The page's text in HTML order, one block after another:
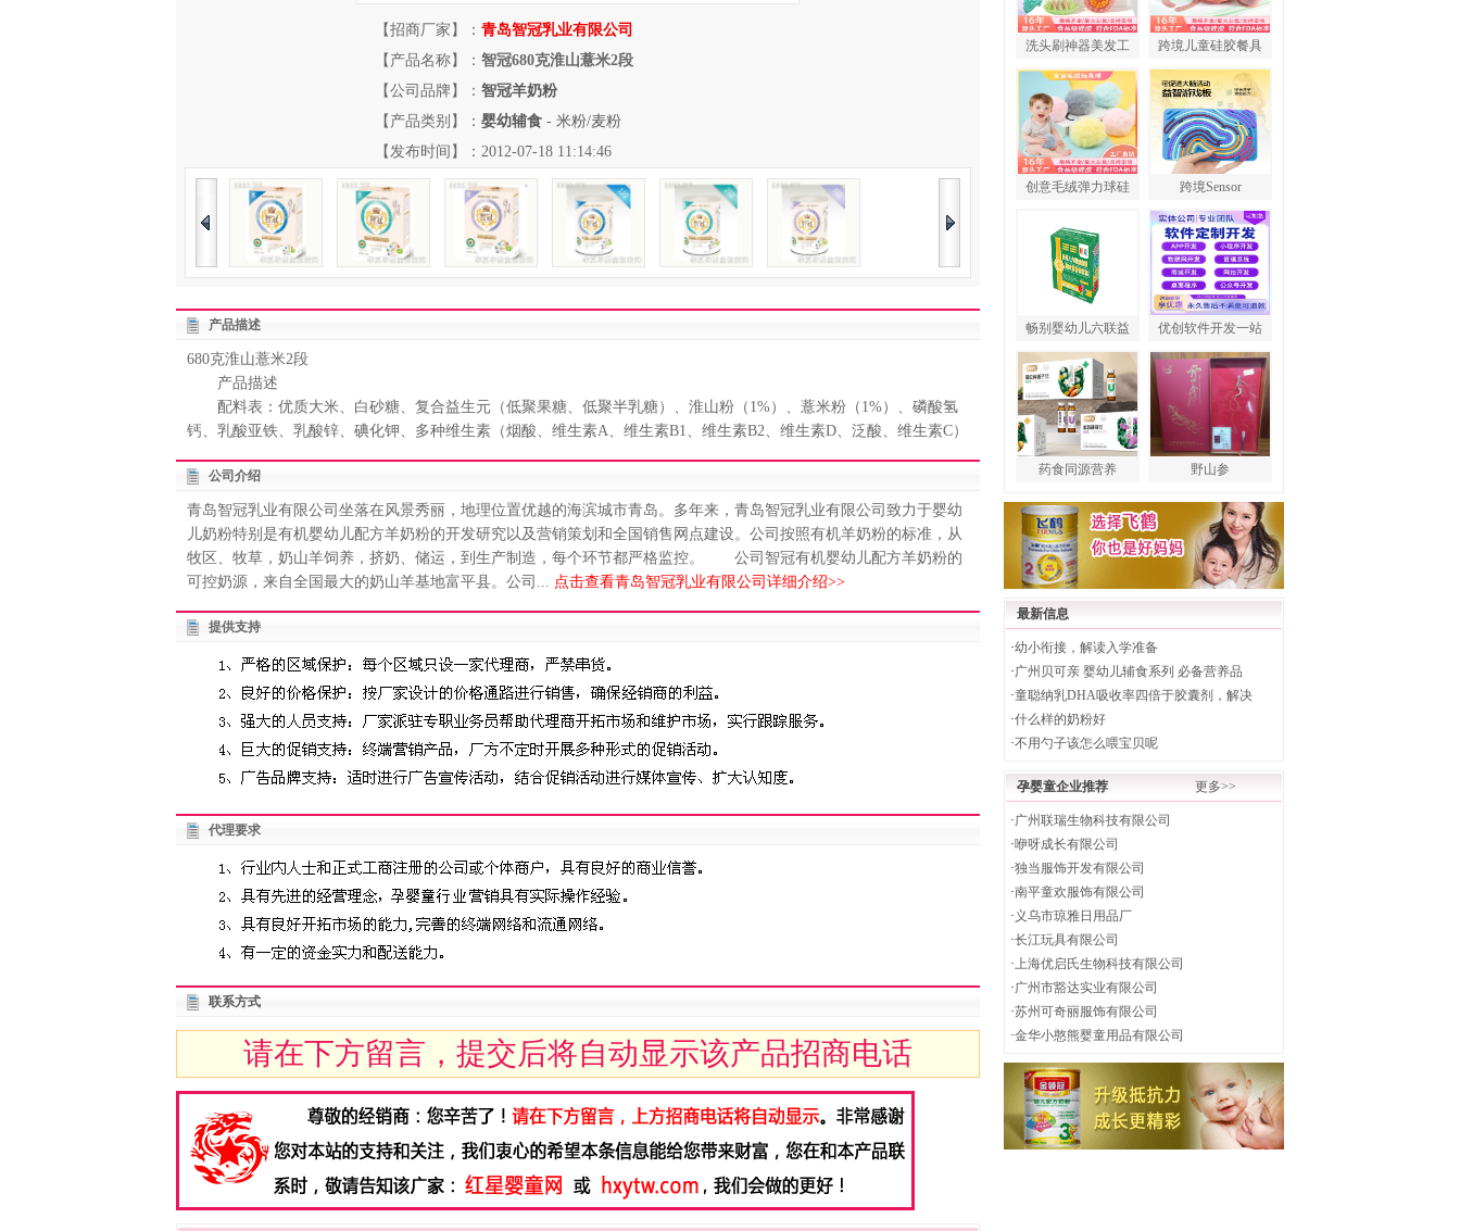
【招商厂家】： 青岛智冠乳业有限公司
【产品名称】： 智冠680克淮山薏米2段
【公司品牌】： 智冠羊奶粉
【产品类别】： 婴幼辅食 - 米粉/麦粉
【发布时间】：2012-07-18 11:14:46
产品描述
680克淮山薏米2段
产品描述
配料表：优质大米、白砂糖、复合益生元（低聚果糖、低聚半乳糖）、淮山粉（1%）、薏米粉（1%）、磷酸氢
钙、乳酸亚铁、乳酸锌、碘化钾、多种维生素（烟酸、维生素A、维生素B1、维生素B2、维生素D、泛酸、维生素C）
公司介绍
青岛智冠乳业有限公司坐落在风景秀丽，地理位置优越的海滨城市青岛。多年来，青岛智冠乳业有限公司致力于婴幼
儿奶粉特别是有机婴幼儿配方羊奶粉的开发研究以及营销策划和全国销售网点建设。公司按照有机羊奶粉的标准，从
牧区、牧草，奶山羊饲养，挤奶、储运，到生产制造，每个环节都严格监控。 公司智冠有机婴幼儿配方羊奶粉的
可控奶源，来自全国最大的奶山羊基地富平县。公司... 点击查看青岛智冠乳业有限公司详细介绍>>
提供支持
代理要求
联系方式
请在下方留言，提交后将自动显示该产品招商电话
洗头刷神器美发工 跨境儿童硅胶餐具
创意毛绒弹力球硅 跨境Sensor
畅别婴幼儿六联益 优创软件开发一站
药食同源营养 野山参
最新信息
·幼小衔接，解读入学准备
·广州贝可亲 婴幼儿辅食系列 必备营养品
·童聪纳乳DHA吸收率四倍于胶囊剂，解决
·什么样的奶粉好
·不用勺子该怎么喂宝贝呢
孕婴童企业推荐 更多>>
·广州联瑞生物科技有限公司
·咿呀成长有限公司
·独当服饰开发有限公司
·南平童欢服饰有限公司
· 义乌市琼雅日用品厂
·长江玩具有限公司
·上海优启氏生物科技有限公司
·广州市豁达实业有限公司
·苏州可奇丽服饰有限公司
·金华小憨熊婴童用品有限公司